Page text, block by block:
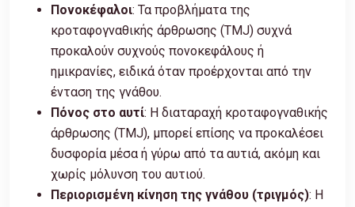
Πονοκέφαλοι: Τα προβλήματα της
κροταφογναθικής άρθρωσης (TMJ) συχνά
προκαλούν συχνούς πονοκεφάλους ή
ημικρανίες, ειδικά όταν προέρχονται από την
ένταση της γνάθου.
Πόνος στο αυτί: Η διαταραχή κροταφογναθικής
άρθρωσης (TMJ), μπορεί επίσης να προκαλέσει
δυσφορία μέσα ή γύρω από τα αυτιά, ακόμη και
χωρίς μόλυνση του αυτιού.
Περιορισμένη κίνηση της γνάθου (τριγμός): Η